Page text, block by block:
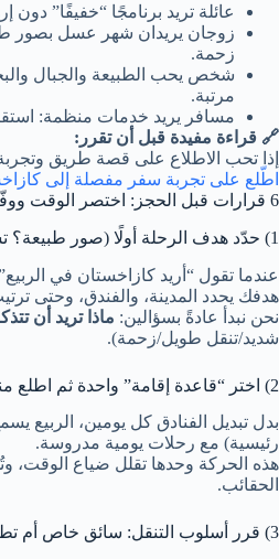
عائلة تريد برنامجًا “خفيفًا” دون
زوجان يريدان شهر عسل بصور
زحمة.
شخص يحب الطبيعة والجبال
مرتبة.
مسافر يريد خدمات منظمة:
🔗 قراءة مفيدة قبل أن تقرر:
إذا تحب الاطلاع على قصة طريق
اطّلع على تجربة سفر مفصلة إلى
6 قرارات قبل الحجز: اختصر الوقت ووفّر الميزانية 💡
1) حدّد هدف الرحلة أولًا (صور طبيعة؟ تسوق؟ استرخاء؟)
عندما تقول “أريد كازاخستان في
هدفك يحدد المدينة، والفندق، وحتى
نحن نبدأ عادةً بسؤالين: ماذا تريد أن
شديد/تنقل طويل/زحمة).
2) اختر “قاعدة إقامة” واحدة ثم اطلع منها يوميًا
بدل تبديل الفنادق كل يومين، الربيع
رئيسية) مع رحلات يومية مدروسة.
هذه الحركة وحدها تقلل ضياع الوقت،
الحقائب.
3) قرر أسلوب التنقل: سائق خاص أم تطبيقات أم طيران داخلي